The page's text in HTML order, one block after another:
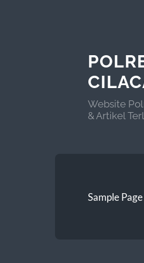
Website
& Artikel
Sample Page